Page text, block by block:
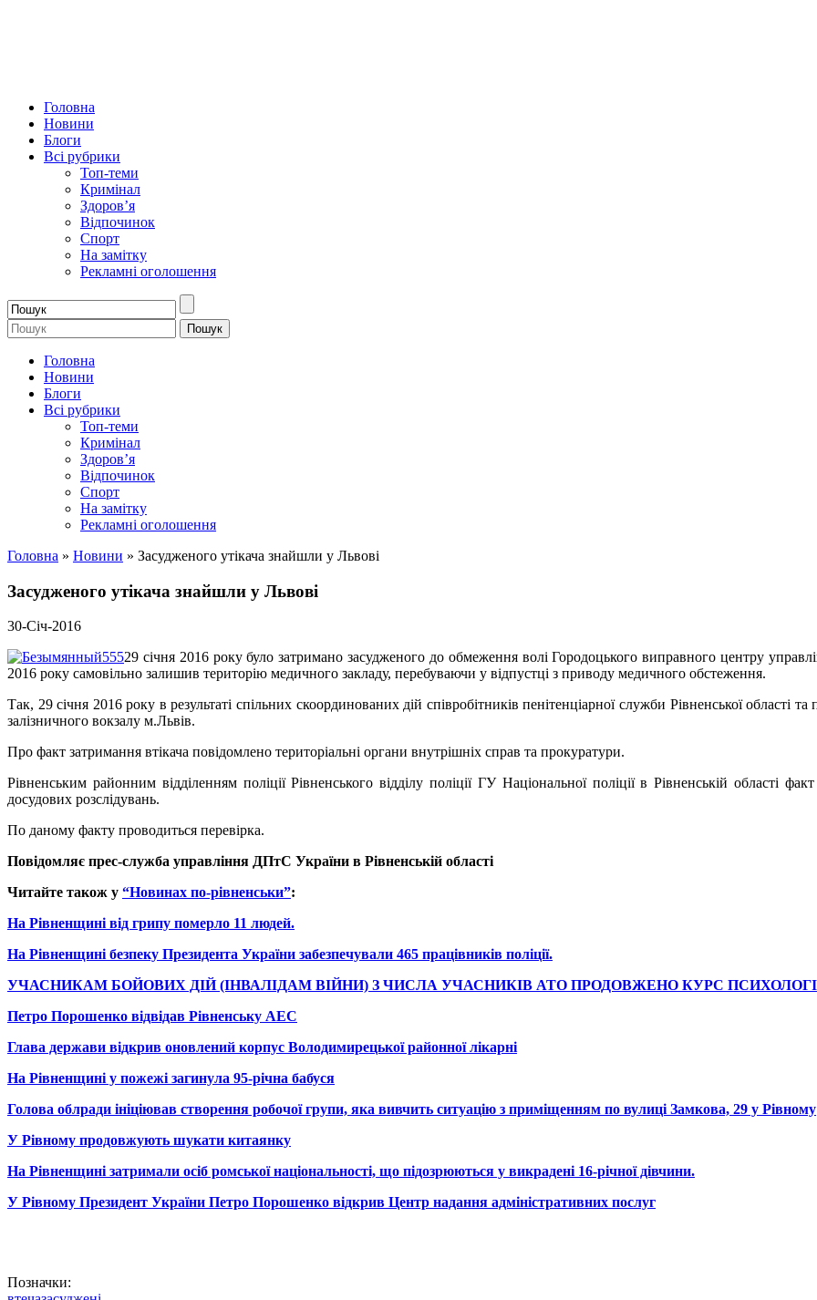
Головна
Новини
Блоги
Всі рубрики
Топ-теми
Кримінал
Здоров’я
Відпочинок
Спорт
На замітку
Рекламні оголошення
Головна
Новини
Блоги
Всі рубрики
Топ-теми
Кримінал
Здоров’я
Відпочинок
Спорт
На замітку
Рекламні оголошення
Головна » Новини » Засудженого утікача знайшли у Львові
Засудженого утікача знайшли у Львові
30-Січ-2016
29 січня 2016 року було затримано засудженого до обмеження волі Городоцького виправного центру
2016 року самовільно залишив територію медичного закладу, перебуваючи у відпустці з приводу медичного обстеження.
Так, 29 січня 2016 року в результаті спільних скоординованих дій співробітників пенітенціарної служби Рівненської області
залізничного вокзалу м.Львів.
Про факт затримання втікача повідомлено територіальні органи внутрішніх справ та прокуратури.
Рівненським районним відділенням поліції Рівненського відділу поліції ГУ Національної поліції в Рівненській області
досудових розслідувань.
По даному факту проводиться перевірка.
Повідомляє прес-служба управління ДПтС України в Рівненській області
Читайте також у “Новинах по-рівненськи”:
На Рівненщині від грипу померло 11 людей.
На Рівненщині безпеку Президента України забезпечували 465 працівників поліції.
УЧАСНИКАМ БОЙОВИХ ДІЙ (ІНВАЛІДАМ ВІЙНИ) З ЧИСЛА УЧАСНИКІВ АТО ПРОДОВЖЕНО КУРС
Петро Порошенко відвідав Рівненську АЕС
Глава держави відкрив оновлений корпус Володимирецької районної лікарні
На Рівненщині у пожежі загинула 95-річна бабуся
Голова облради ініціював створення робочої групи, яка вивчить ситуацію з приміщенням по вулиці Замкова, 29 у Рівному
У Рівному продовжують шукати китаянку
На Рівненщині затримали осіб ромської національності, що підозрюються у викрадені 16-річної дівчини.
У Рівному Президент України Петро Порошенко відкрив Центр надання адміністративних послуг
Позначки: